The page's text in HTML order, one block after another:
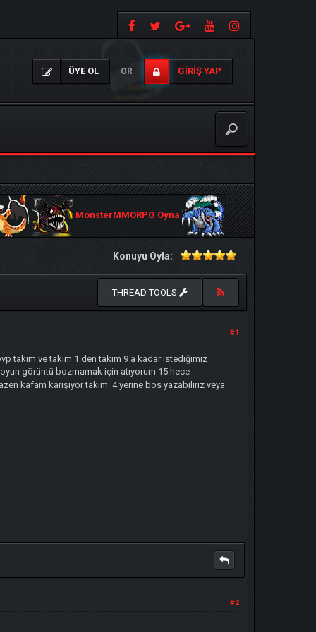
ÜYE OL OR GIRIŞ YAP
MonsterMMORPG Oyna
Konuyu Oyla:
THREAD TOOLS
#1
takım ve takım 1 den takım 9 a kadar istediğimiz
görüntü bozmamak için atıyorum 15 hece
kafam karışıyor takım 4 yerine bos yazabiliriz veya
#2